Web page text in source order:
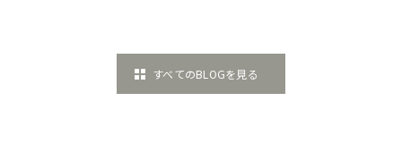
すべてのBLOGを見る